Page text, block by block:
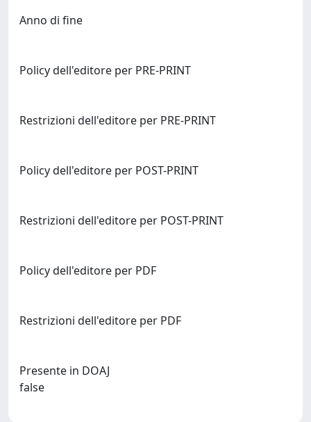
Anno di fine
Policy dell'editore per PRE-PRINT
Restrizioni dell'editore per PRE-PRINT
Policy dell'editore per POST-PRINT
Restrizioni dell'editore per POST-PRINT
Policy dell'editore per PDF
Restrizioni dell'editore per PDF
Presente in DOAJ